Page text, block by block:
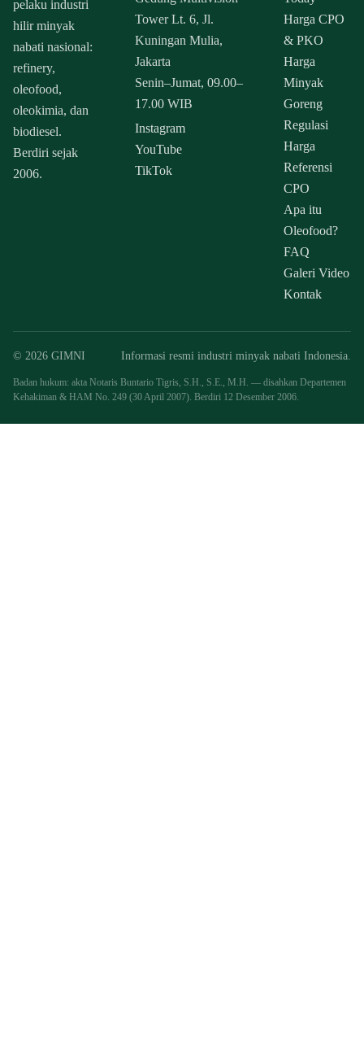
pelaku industri
hilir minyak
nabati nasional:
refinery,
oleofood,
oleokimia, dan
biodiesel.
Berdiri sejak
2006.
Tower Lt. 6, Jl.
Kuningan Mulia,
Jakarta
Senin–Jumat, 09.00–
17.00 WIB
Instagram
YouTube
TikTok
Harga CPO
& PKO
Harga
Minyak
Goreng
Regulasi
Harga
Referensi
CPO
Apa itu
Oleofood?
FAQ
Galeri Video
Kontak
© 2026 GIMNI Informasi resmi industri minyak nabati Indonesia.
Badan hukum: akta Notaris Buntario Tigris, S.H., S.E., M.H. — disahkan Departemen
Kehakiman & HAM No. 249 (30 April 2007). Berdiri 12 Desember 2006.